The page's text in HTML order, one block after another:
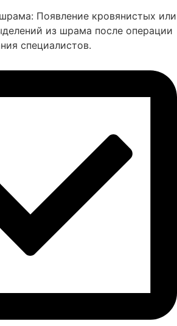
Появление кровянистых или
из шрама после операции
специалистов.